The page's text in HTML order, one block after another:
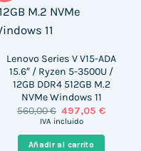
Lenovo Series V V15-ADA
15.6″ / Ryzen 5-3500U /
12GB DDR4 512GB M.2
NVMe Windows 11
560,00€ El
precio
era:
497,05€El
IVA incluido
Añadir al carrito